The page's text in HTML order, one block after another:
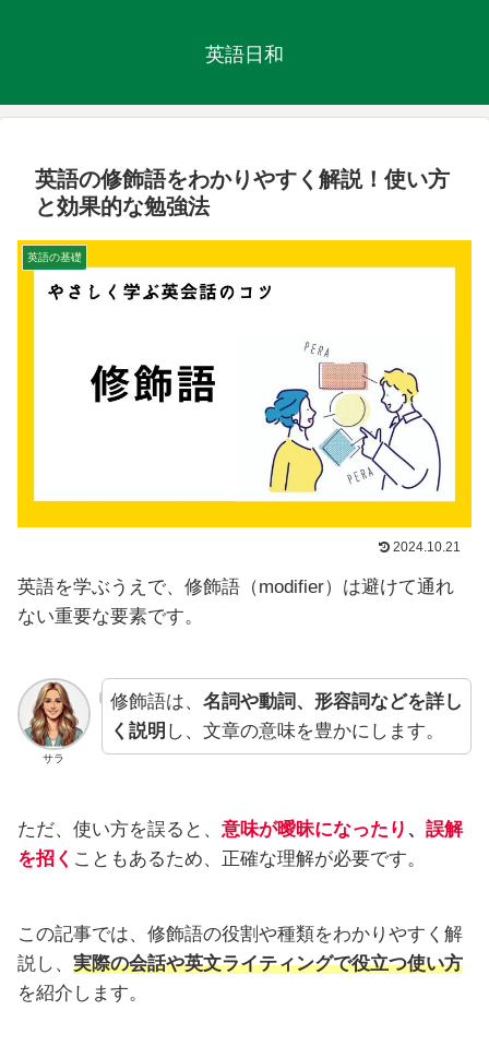
英語日和
英語の修飾語をわかりやすく解説！使い方
と効果的な勉強法
英語の基礎
2024.10.21
英語を学ぶうえで、修飾語（modifier）は避けて通れ
ない重要な要素です。
サラ
修飾語は、 名詞や動詞、形容詞などを詳し
く説明 し、文章の意味を豊かにします。
ただ、使い方を誤ると、 意味が曖昧になったり 、 誤解
を招く こともあるため、正確な理解が必要です。
この記事では、修飾語の役割や種類をわかりやすく解
説し、 実際の会話や英文ライティングで役立つ使い方
を紹介します。